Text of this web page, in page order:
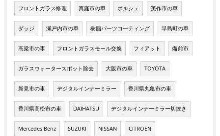
フロントガラス修理 真庭市の車 ポルシェ 美作市の車
ダッジ 瀬戸内市の車 樹脂パーツコーティング 早島町の車
高梁市の車 フロントガラスモール交換 フィアット 備前市
ガラスウォータースポット除去 大阪市の車 TOYOTA
新見市の車 デジタルインナーミラー 香川県丸亀市の車
香川県高松市の車 DAIHATSU デジタルインナーミラー切抜き
Mercedes Benz SUZUKI NISSAN CITROEN